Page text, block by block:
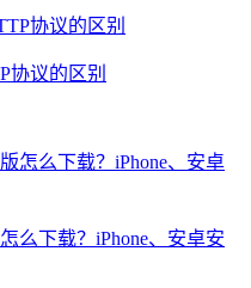
协议的区别
么下载？iPhone、安卓安